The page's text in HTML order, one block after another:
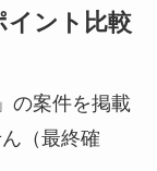
イント比較
の案件を掲載
（最終確